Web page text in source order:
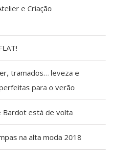
e Criação
tramados… leveza e
para o verão
Bardot está de volta
na alta moda 2018